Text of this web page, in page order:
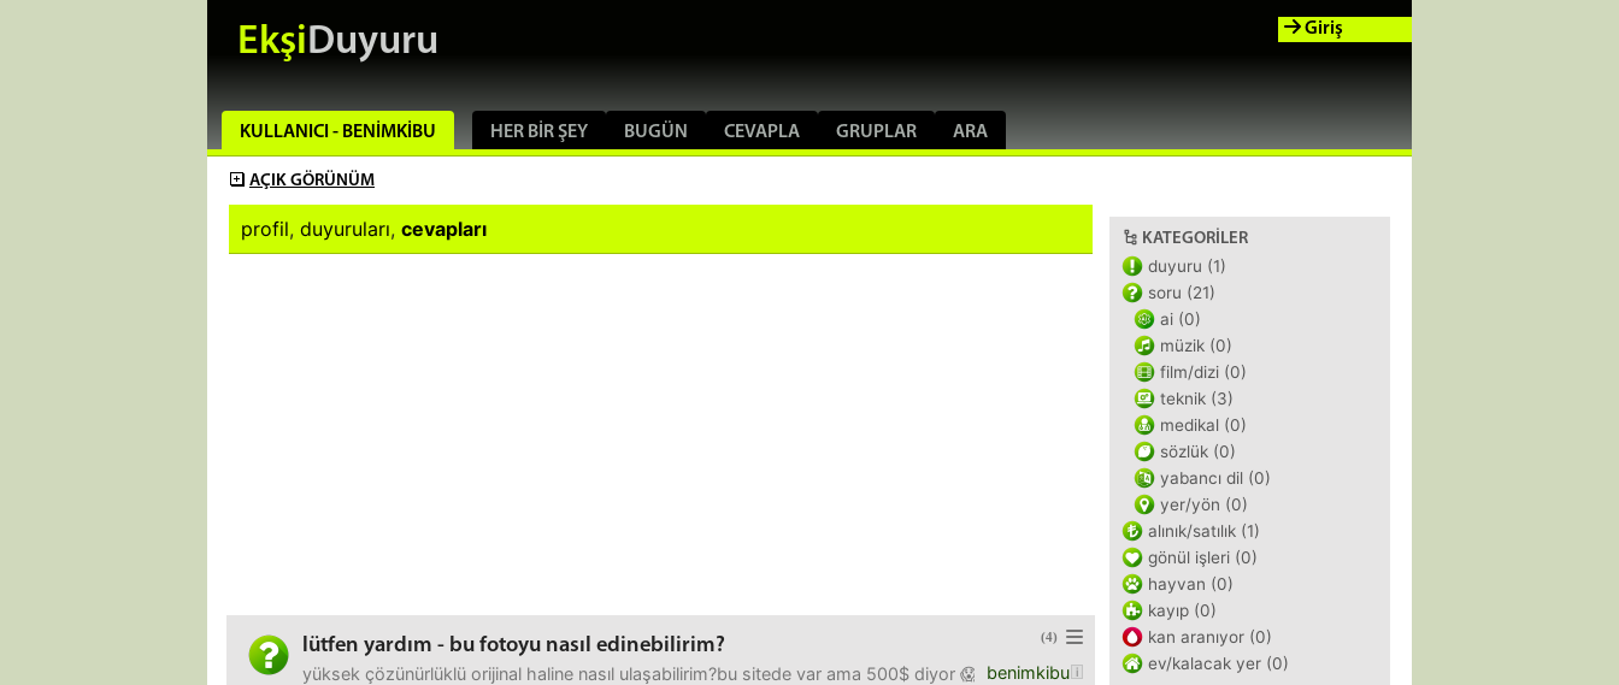
EkşiDuyuru
KULLANICI - BENIMKIBU HER BIR ŞEY BUGÜN CEVAPLA GRUPLAR ARA
Giriş
AÇIK GÖRÜNÜM
profil, duyuruları, cevapları
(4)
lütfen yardım - bu fotoyu nasıl edinebilirim?
benimkibu
yüksek çözünürlüklü orijinal haline nasıl ulaşabilirim?bu sitede var ama 500$ diyor 😱https://www.gettyimages.com.au/detail/news-photo/lionel-messi-and-
KATEGORILER
duyuru (1)
soru (21)
ai (0)
müzik (0)
film/dizi (0)
teknik (3)
medikal (0)
sözlük (0)
yabancı dil (0)
yer/yön (0)
alınık/satılık (1)
gönül işleri (0)
hayvan (0)
kayıp (0)
kan aranıyor (0)
ev/kalacak yer (0)